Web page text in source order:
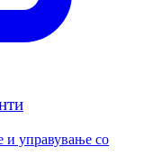
и управување со